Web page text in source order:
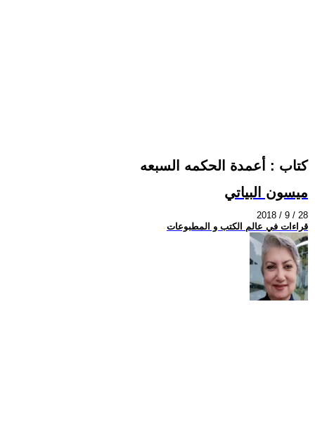
كتاب : أعمدة الحكمه السبعه
ميسون البياتي
2018 / 9 / 28
قراءات في عالم الكتب و المطبوعات